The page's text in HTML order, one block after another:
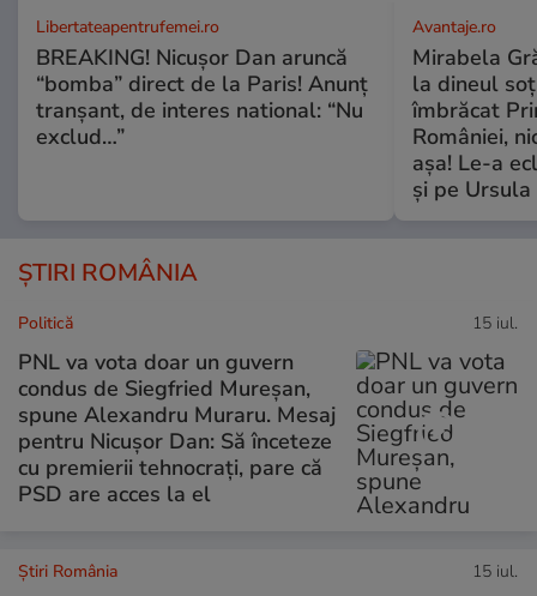
Libertateapentrufemei.ro
BREAKING! Nicușor Dan aruncă
“bomba” direct de la Paris! Anunț
tranșant, de interes national: “Nu
exclud…”
Avantaje.ro
Mirabela
la dineul
îmbrăcat
României,
așa! Le-a
și pe
ȘTIRI ROMÂNIA
Politică 15 iul.
PNL va vota doar un guvern
condus de Siegfried Mureșan,
spune Alexandru Muraru. Mesaj
pentru Nicușor Dan: Să înceteze
cu premierii tehnocrați, pare că
PSD are acces la el
Știri România 15 iul.